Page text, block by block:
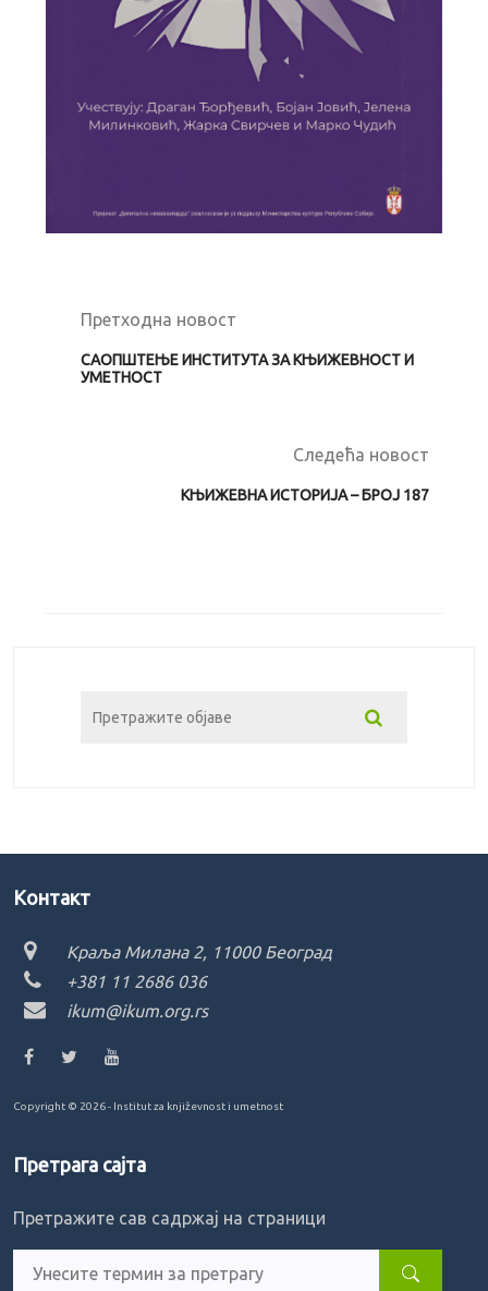
Претходна новост
САОПШТЕЊЕ ИНСТИТУТА ЗА КЊИЖЕВНОСТ И
УМЕТНОСТ
Следећа новост
КЊИЖЕВНА ИСТОРИЈА – БРОЈ 187
Kонтакт
Краља Милана 2, 11000 Београд
+381 11 2686 036
ikum@ikum.org.rs
Copyright © 2026 - Institut za književnost i umetnost
Претрага сајта
Претражите сав садржај на страници